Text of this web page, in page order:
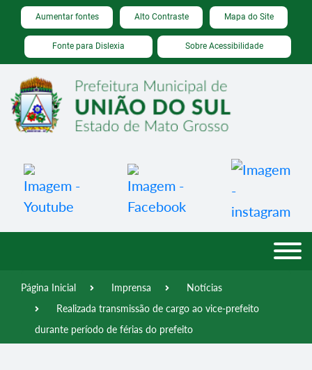
Seção de atalhos e links de acessibilidade
Ir para o conteúdo [alt+1]
Ir para o menu [alt+2]
Ir para a busca [alt+3]
Ir para o rodapé [alt+4]
Aumentar fontes Alto Contraste Mapa do Site
Fonte para Dislexia Sobre Acessibilidade
Página Inicial Imprensa
Notícias
Realizada transmissão de cargo ao vice-prefeito
durante período de férias do prefeito